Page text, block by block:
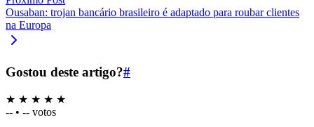
Ousaban: trojan bancário brasileiro é adaptado para roubar clientes
na Europa
Gostou deste artigo?#
★ ★ ★ ★ ★
-- • -- votos